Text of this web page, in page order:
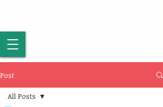
Post
All Posts